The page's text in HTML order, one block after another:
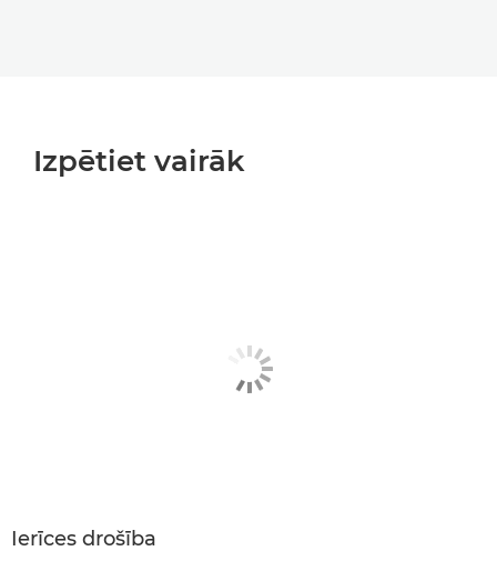
Izpētiet vairāk
Ierīces drošība